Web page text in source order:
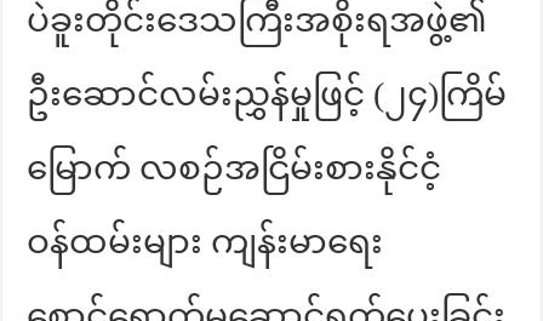
ပဲခူးတိုင်းဒေသကြီးအစိုးရအဖွဲ့၏
ဦးဆောင်လမ်းညွှန်မှုဖြင့် (၂၄)ကြိမ်
မြောက် လစဉ်အငြိမ်းစားနိုင်ငံ့
ဝန်ထမ်းများ ကျန်းမာရေး